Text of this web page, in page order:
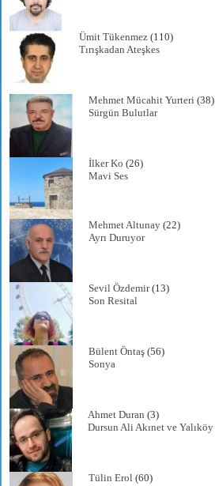
Ümit Tükenmez (110)
Tırışkadan Ateşkes
Mehmet Mücahit Yurteri (38)
Sürgün Bulutlar
İlker Ko (26)
Mavi Ses
Mehmet Altunay (22)
Ayrı Duruyor
Sevil Özdemir(13)
Son Resital
Bülent Öntaş (56)
Sonya
Ahmet Duran (3)
Dursun Ali Akınet ve Yalıköy
Tülin Erol (60)